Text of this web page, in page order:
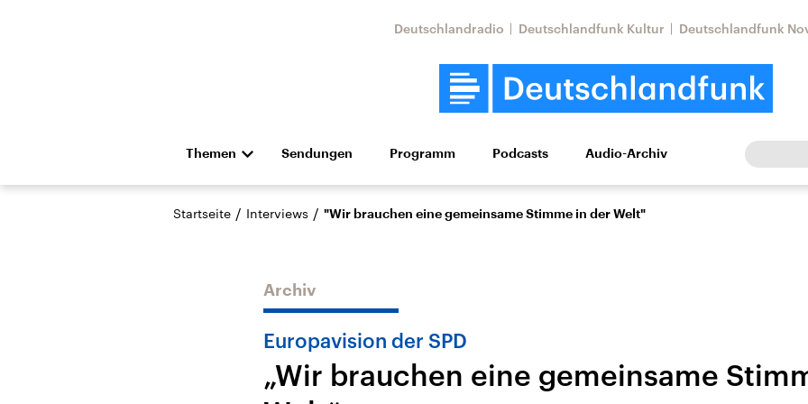
Deutschlandradio Deutschlandfunk Kultur Deutschlandfunk
Themen
Die Nachrichten Politik Wirtschaft Wissen Kultur Europa
Hörspiel und Feature Musik
Landtagswahl Sachsen-
Anhalt 2026
USA
Nahostkonflikt
Aktuelle Lage und
Iran
Sendungen Programm Podcasts Audio-Archiv
Startseite / Interviews / "Wir brauchen eine gemeinsame Stimme in der Welt"
Archiv
Europavision der SPD
„Wir brauchen eine gemeinsame